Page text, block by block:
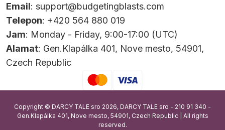
Email: support@budgetingblasts.com
Telepon: +420 564 880 019
Jam: Monday - Friday, 9:00-17:00 (UTC)
Alamat: Gen.Klapálka 401, Nove mesto, 54901,
Czech Republic
Copyright © DARCY TALE sro 2026, DARCY TALE sro - 210 91 340 -
Gen.Klapálka 401, Nove mesto, 54901, Czech Republic | All rights
reserved.